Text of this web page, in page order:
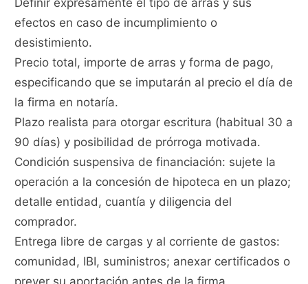
Definir expresamente el tipo de arras y sus
efectos en caso de incumplimiento o
desistimiento.
Precio total, importe de arras y forma de pago,
especificando que se imputarán al precio el día de
la firma en notaría.
Plazo realista para otorgar escritura (habitual 30 a
90 días) y posibilidad de prórroga motivada.
Condición suspensiva de financiación: sujete la
operación a la concesión de hipoteca en un plazo;
detalle entidad, cuantía y diligencia del
comprador.
Entrega libre de cargas y al corriente de gastos:
comunidad, IBI, suministros; anexar certificados o